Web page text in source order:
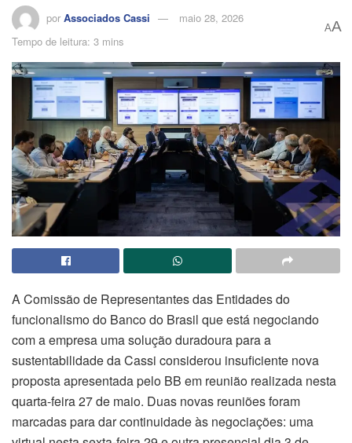
por Associados Cassi
maio 28, 2026
Tempo de leitura: 3 mins
AA
A Comissão de Representantes das Entidades do
funcionalismo do Banco do Brasil que está negociando
com a empresa uma solução duradoura para a
sustentabilidade da Cassi considerou insuficiente nova
proposta apresentada pelo BB em reunião realizada nesta
quarta-feira 27 de maio. Duas novas reuniões foram
marcadas para dar continuidade às negociações: uma